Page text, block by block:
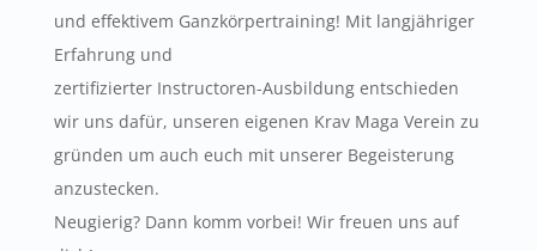
und effektivem Ganzkörpertraining! Mit langjähriger
Erfahrung und
zertifizierter Instructoren-Ausbildung entschieden
wir uns dafür, unseren eigenen Krav Maga Verein zu
gründen um auch euch mit unserer Begeisterung
anzustecken.
Neugierig? Dann komm vorbei! Wir freuen uns auf